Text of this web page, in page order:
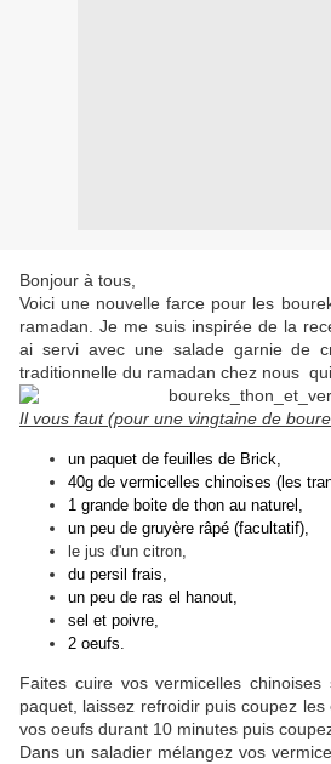
Bonjour à tous,
Voici une nouvelle farce pour les
ramadan. Je me suis inspirée de la
ai servi avec une salade garnie de
traditionnelle du ramadan chez nous
Il vous faut (pour une vingtaine de
un paquet de feuilles de Brick,
40g de vermicelles chinoises (les
1 grande boite de thon au naturel,
un peu de gruyère râpé (facultatif),
le jus d'un citron,
du persil frais,
un peu de ras el hanout,
sel et poivre,
2 oeufs.
Faites cuire vos vermicelles
paquet, laissez refroidir puis coupez
vos oeufs durant 10 minutes puis
Dans un saladier mélangez vos